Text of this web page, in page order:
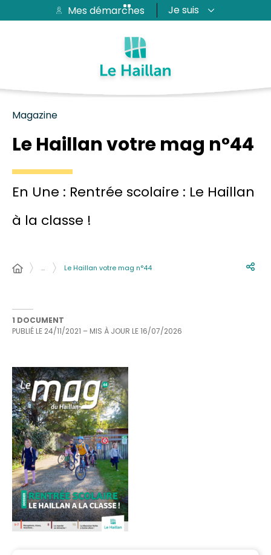
Aide et accessibilité
Passer au menu
Passer au contenuMes démarches Je suis
Magazine
Le Haillan votre mag n°44
En Une : Rentrée scolaire : Le Haillan
à la classe !
… Le Haillan votre mag n°44
1 DOCUMENT
PUBLIÉ LE 24/11/2021 – MIS À JOUR LE16/07/2026